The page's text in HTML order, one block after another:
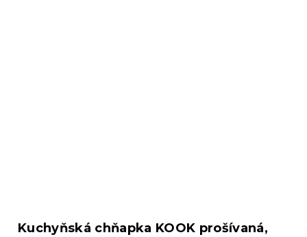
Kuchyňská chňapka KOOK prošívaná,